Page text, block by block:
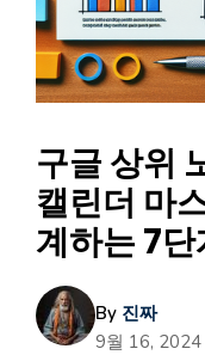
구글 상위
캘린더 마
계하는 7단
By 진짜
9월 16, 2024